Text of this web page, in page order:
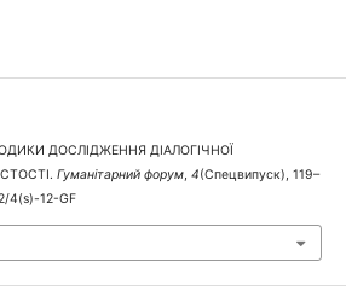
ДОСЛІДЖЕННЯ ДІАЛОГІЧНОЇ
Гуманітарний форум, 4(Спецвипуск), 119–
4(s)-12-GF